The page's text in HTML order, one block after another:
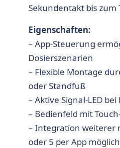
Sekundentakt bis zum
Eigenschaften:
– App-Steuerung
Dosierszenarien
– Flexible Montage
oder Standfuß
– Aktive Signal-LED
– Bedienfeld mit
– Integration weiterer
oder 5 per App möglich